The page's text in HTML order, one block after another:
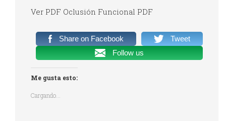
Ver PDF Oclusión Funcional PDF
Share on Facebook
Tweet
Follow us
Me gusta esto:
Cargando...